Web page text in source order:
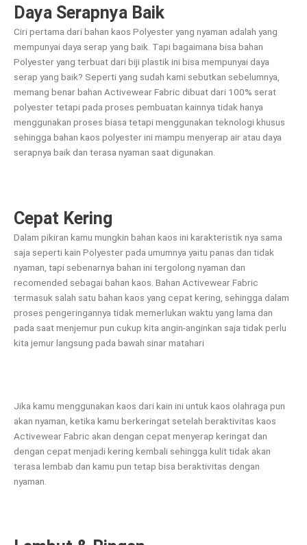
Daya Serapnya Baik
Ciri pertama dari bahan kaos Polyester yang nyaman adalah yang
mempunyai daya serap yang baik. Tapi bagaimana bisa bahan
Polyester yang terbuat dari biji plastik ini bisa mempunyai daya
serap yang baik? Seperti yang sudah kami sebutkan sebelumnya,
memang benar bahan Activewear Fabric dibuat dari 100% serat
polyester tetapi pada proses pembuatan kainnya tidak hanya
menggunakan proses biasa tetapi menggunakan teknologi khusus
sehingga bahan kaos polyester ini mampu menyerap air atau daya
serapnya baik dan terasa nyaman saat digunakan.
Cepat Kering
Dalam pikiran kamu mungkin bahan kaos ini karakteristik nya sama
saja seperti kain Polyester pada umumnya yaitu panas dan tidak
nyaman, tapi sebenarnya bahan ini tergolong nyaman dan
recomended sebagai bahan kaos. Bahan Activewear Fabric
termasuk salah satu bahan kaos yang cepat kering, sehingga dalam
proses pengeringannya tidak memerlukan waktu yang lama dan
pada saat menjemur pun cukup kita angin-anginkan saja tidak perlu
kita jemur langsung pada bawah sinar matahari
Jika kamu menggunakan kaos dari kain ini untuk kaos olahraga pun
akan nyaman, ketika kamu berkeringat setelah beraktivitas kaos
Activewear Fabric akan dengan cepat menyerap keringat dan
dengan cepat menjadi kering kembali sehingga kulit tidak akan
terasa lembab dan kamu pun tetap bisa beraktivitas dengan
nyaman.